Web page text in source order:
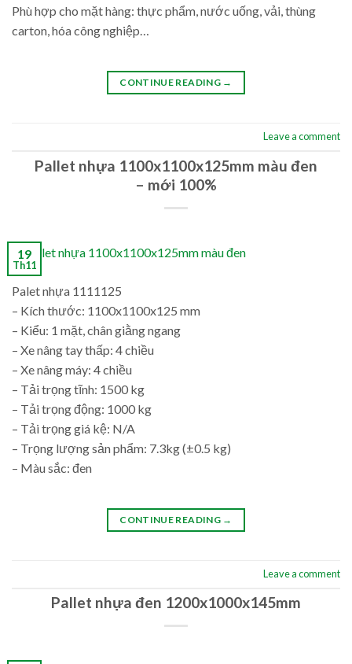
Phù hợp cho mặt hàng: thực phẩm, nước uống, vải, thùng
carton, hóa công nghiệp…
CONTINUE READING →
Leave a comment
Pallet nhựa 1100x1100x125mm màu đen
– mới 100%
19
Th11
Palet nhựa 1111125
– Kích thước: 1100x1100x125 mm
– Kiểu: 1 mặt, chân giằng ngang
– Xe nâng tay thấp: 4 chiều
– Xe nâng máy: 4 chiều
– Tải trọng tĩnh: 1500 kg
– Tải trọng động: 1000 kg
– Tải trọng giá kệ: N/A
– Trọng lượng sản phẩm: 7.3kg (±0.5 kg)
– Màu sắc: đen
CONTINUE READING →
Leave a comment
Pallet nhựa đen 1200x1000x145mm